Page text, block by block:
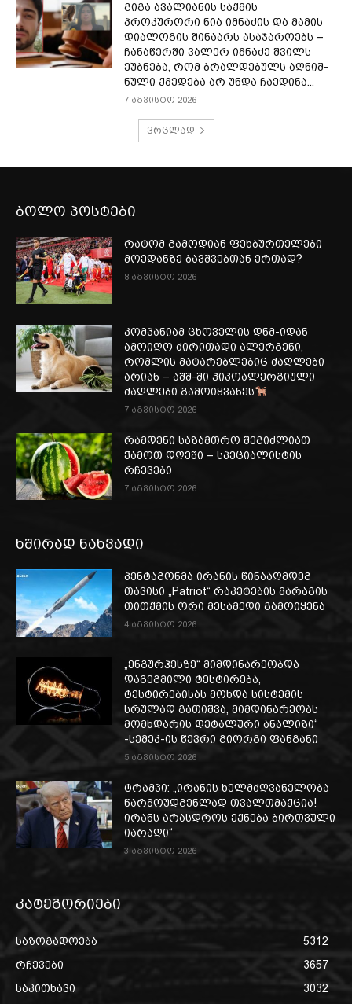
გიგა ავალიანის საქმის
პროკურორი ნია იმნაძის და მამის
დიალოგის შინაარს ასაჯაროებს –
ჩა­ნა­წერ­ში ვა­ლერ იმ­ნა­ძე შვილს
ეუბ­ნე­ბა, რომ ბრალ­დე­ბულს აღ­ნიშ­
ნუ­ლი ქმე­დე­ბა არ უნდა ჩა­ე­დი­ნა...
7 აგვისტო 2026
ვრცლად
ბოლო პოსტები
რატომ გამოდიან ფეხბურთელები
მოედანზე ბავშვებთან ერთად?
8 აგვისტო 2026
კომპანიამ ცხოველის დნმ-იდან
ამოიღო ძირითადი ალერგენი,
რომლის მატარებლებიც ძაღლები
არიან – აშშ-ში ჰიპოალერგიული
ძაღლები გამოიყვანეს
7 აგვისტო 2026
რამდენი საზამთრო შეგიძლიათ
ჭამოთ დღეში – სპეციალისტის
რჩევები
7 აგვისტო 2026
ხშირად ნახვადი
პენტაგონმა ირანის წინააღმდეგ
თავისი „Patriot“ რაკეტების მარაგის
თითქმის ორი მესამედი გამოიყენა
4 აგვისტო 2026
„ენგურჰესზე“ მიმდინარეობდა
დაგეგმილი ტესტირება,
ტესტირებისას მოხდა სისტემის
სრულად გათიშვა, მიმდინარეობს
მომხდარის დეტალური ანალიზი“
-სემეკ-ის წევრი გიორგი ფანგანი
5 აგვისტო 2026
ტრამპი: „ირანის ხელმძღვანელობა
წარმოუდგენლად თვალთმაქცია!
ირანს არასდროს ექნება ბირთვული
იარაღი“
3 აგვისტო 2026
კატეგორიები
საზოგადოება
5312
რჩევები
3657
საკითხავი
3032